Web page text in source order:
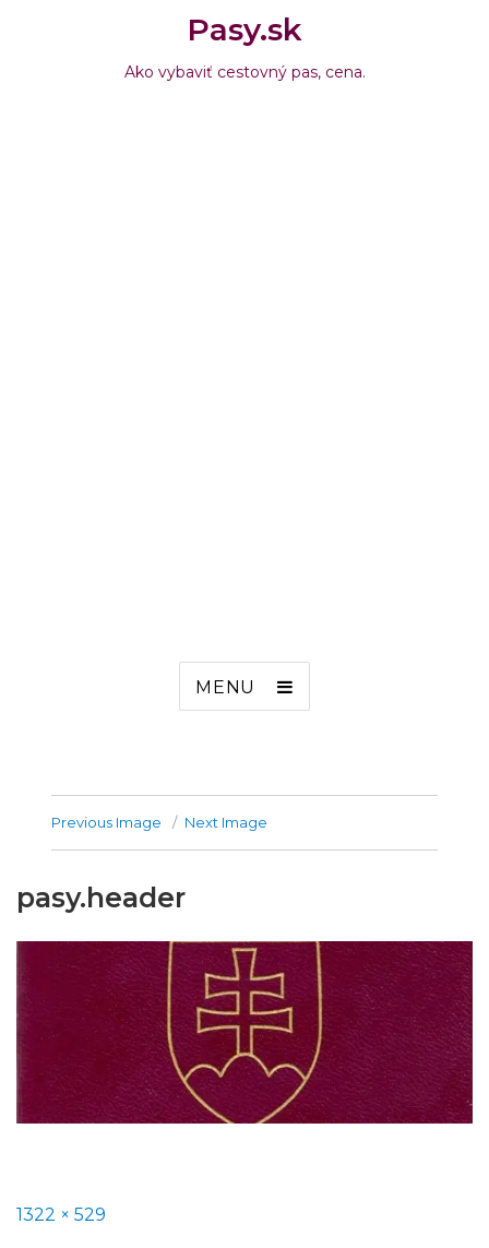
Pasy.sk
Ako vybaviť cestovný pas, cena.
MENU
Previous Image Next Image
pasy.header
Full
1322 × 529